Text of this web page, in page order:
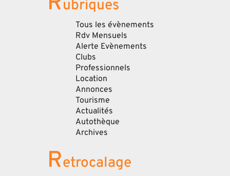
ubriques
Tous les évènements
Rdv Mensuels
Alerte Evènements
Clubs
Professionnels
Location
Annonces
Tourisme
Actualités
Autothèque
Archives
Retrocalage